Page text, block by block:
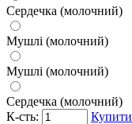
Сердечка (молочний)
Мушлі (молочний)
Мушлі (молочний)
Сердечка (молочний)
К-сть:
Купити